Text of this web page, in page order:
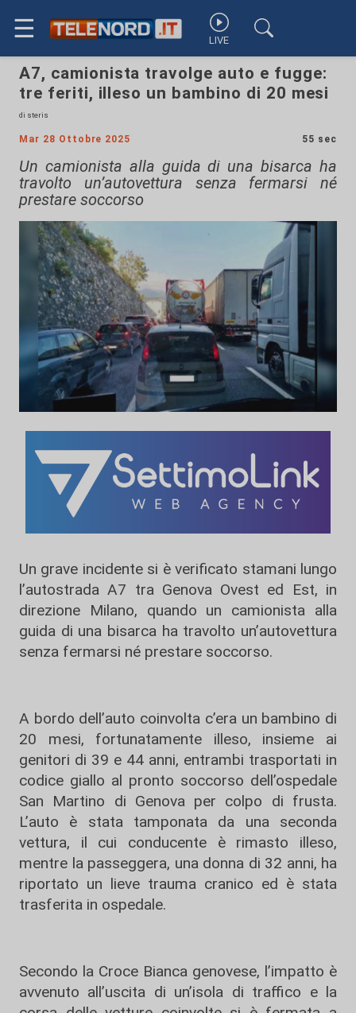
☰ LIVE
A7, camionista travolge auto e fugge:
tre feriti, illeso un bambino di 20 mesi
di steris
Mar 28 Ottobre 2025 55 sec
Un camionista alla guida di una bisarca ha
travolto un’autovettura senza fermarsi né
prestare soccorso
Un grave incidente si è verificato stamani lungo
l’autostrada A7 tra Genova Ovest ed Est, in
direzione Milano, quando un camionista alla
guida di una bisarca ha travolto un’autovettura
senza fermarsi né prestare soccorso.
A bordo dell’auto coinvolta c’era un bambino di
20 mesi, fortunatamente illeso, insieme ai
genitori di 39 e 44 anni, entrambi trasportati in
codice giallo al pronto soccorso dell’ospedale
San Martino di Genova per colpo di frusta.
L’auto è stata tamponata da una seconda
vettura, il cui conducente è rimasto illeso,
mentre la passeggera, una donna di 32 anni, ha
riportato un lieve trauma cranico ed è stata
trasferita in ospedale.
Secondo la Croce Bianca genovese, l’impatto è
avvenuto all’uscita di un’isola di traffico e la